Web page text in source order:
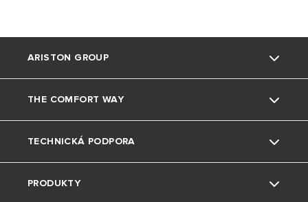
ARISTON GROUP
Kdo jsme
Skupina
Pobočky Ariston CZ
THE COMFORT WAY
Triky a tipy
Bydlení
TECHNICKÁ PODPORA
Kontaktujte nás
PRODUKTY